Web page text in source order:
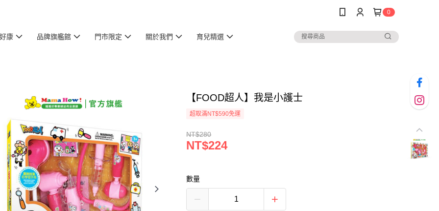
0
康 品牌旗艦館 門市限定 關於我們 育兒精選
【FOOD超人】我是小護士
超取滿NT$590免運
NT$280
NT$224
數量